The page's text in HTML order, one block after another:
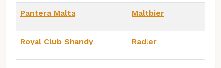
Pantera Malta Maltbier
Royal Club Shandy Radler